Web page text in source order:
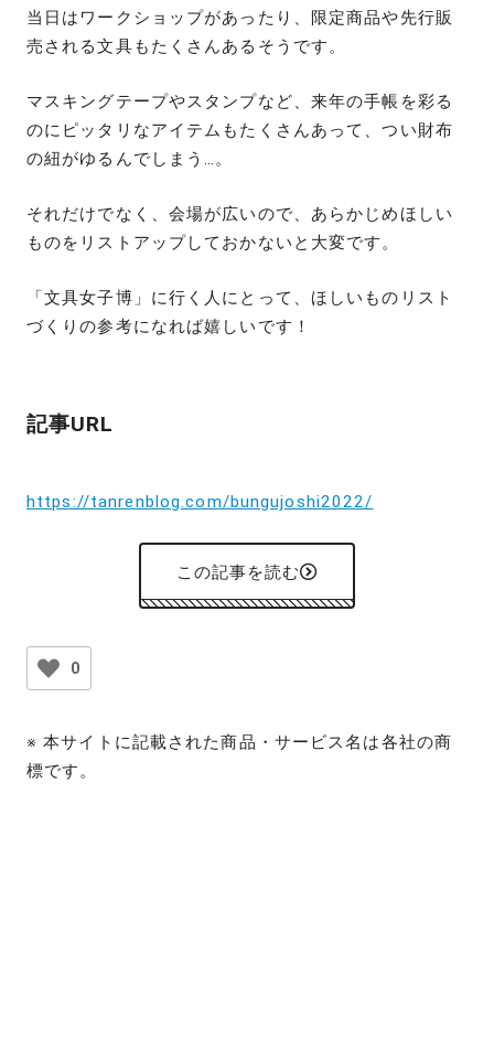
当日はワークショップがあったり、限定商品や先行販
売される文具もたくさんあるそうです。
マスキングテープやスタンプなど、来年の手帳を彩る
のにピッタリなアイテムもたくさんあって、つい財布
の紐がゆるんでしまう…。
それだけでなく、会場が広いので、あらかじめほしい
ものをリストアップしておかないと大変です。
「文具女子博」に行く人にとって、ほしいものリスト
づくりの参考になれば嬉しいです！
記事URL
https://tanrenblog.com/bungujoshi2022/
この記事を読む
0
※ 本サイトに記載された商品・サービス名は各社の商
標です。